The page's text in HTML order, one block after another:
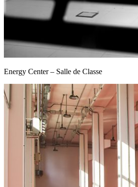
Energy Center – Salle de Classe